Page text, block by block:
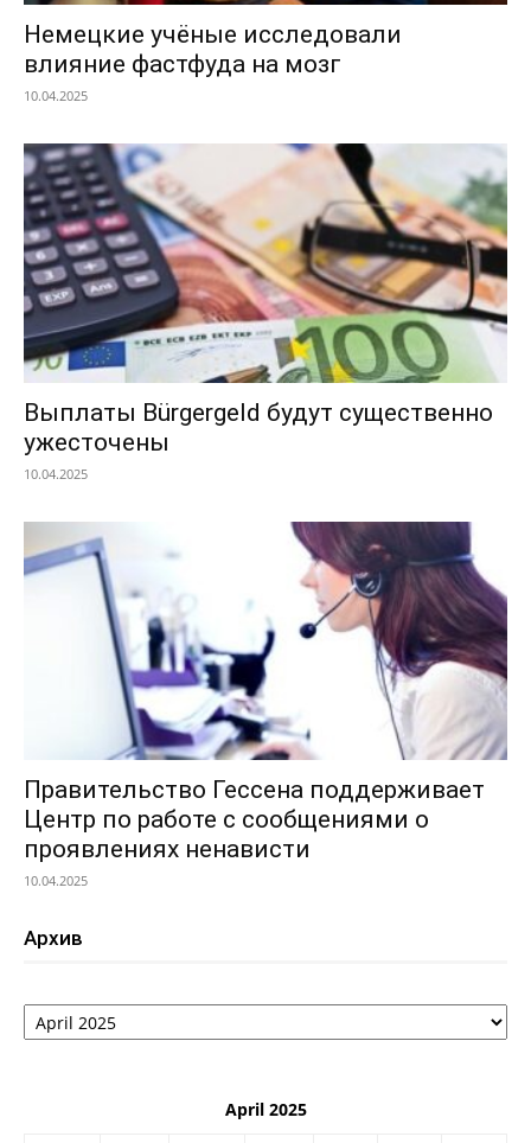
Немецкие учёные исследовали
влияние фастфуда на мозг
10.04.2025
Выплаты Bürgergeld будут существенно
ужесточены
10.04.2025
Правительство Гессена поддерживает
Центр по работе с сообщениями о
проявлениях ненависти
10.04.2025
Архив
Архив
April 2025